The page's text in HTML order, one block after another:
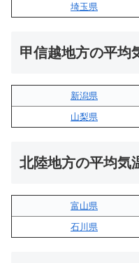
埼玉県
甲信越地方の平均
新潟県
山梨県
北陸地方の平均気
富山県
石川県